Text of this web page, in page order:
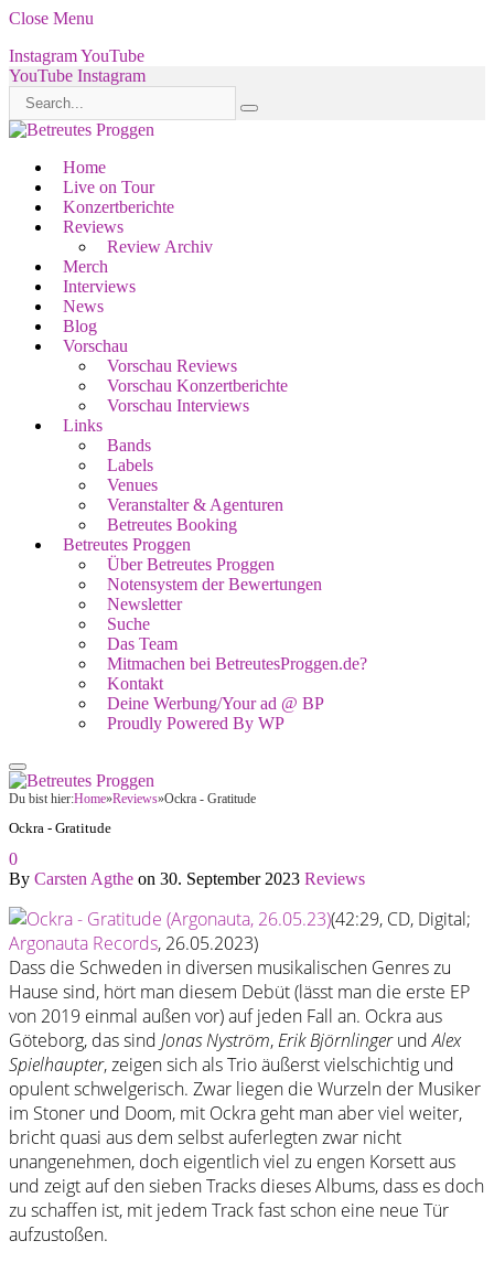
Close Menu
InstagramYouTube
YouTube Instagram
Home
Live on Tour
Konzertberichte
Reviews
Review Archiv
Merch
Interviews
News
Blog
Vorschau
Vorschau Reviews
Vorschau Konzertberichte
Vorschau Interviews
Links
Bands
Labels
Venues
Veranstalter & Agenturen
Betreutes Booking
Betreutes Proggen
Über Betreutes Proggen
Notensystem der Bewertungen
Newsletter
Suche
Das Team
Mitmachen bei BetreutesProggen.de?
Kontakt
Deine Werbung/Your ad @ BP
Proudly Powered By WP
Du bist hier:Home»Reviews»Ockra - Gratitude
Ockra - Gratitude
0
By Carsten Agthe on 30. September 2023 Reviews
(42:29, CD, Digital;
Argonauta Records, 26.05.2023)
Dass die Schweden in diversen musikalischen Genres zu
Hause sind, hört man diesem Debüt (lässt man die erste EP
von 2019 einmal außen vor) auf jeden Fall an. Ockra aus
Göteborg, das sind Jonas Nyström,Erik BjörnlingerundAlex
Spielhaupter, zeigen sich als Trio äußerst vielschichtig und
opulent schwelgerisch. Zwar liegen die Wurzeln der Musiker
im Stoner und Doom, mit Ockra geht man aber viel weiter,
bricht quasi aus dem selbst auferlegten zwar nicht
unangenehmen, doch eigentlich viel zu engen Korsett aus
und zeigt auf den sieben Tracks dieses Albums, dass es doch
zu schaffen ist, mit jedem Track fast schon eine neue Tür
aufzustoßen.